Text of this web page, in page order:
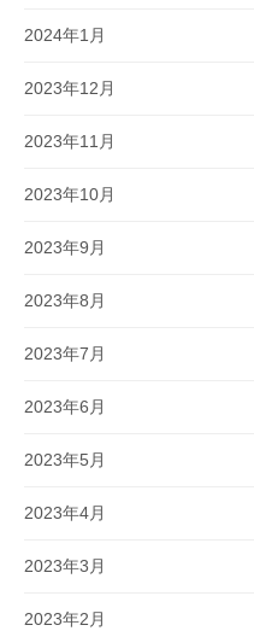
2024年1月
2023年12月
2023年11月
2023年10月
2023年9月
2023年8月
2023年7月
2023年6月
2023年5月
2023年4月
2023年3月
2023年2月